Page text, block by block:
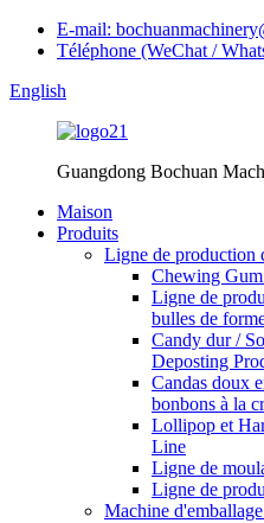
E-mail:
Téléphone (WeChat /
English
Guangdong Bochuan
Maison
Produits
Ligne de production
Chewing
Ligne de
bulles de
Candy dur /
Deposting
Candas doux
bonbons à la
Lollipop et
Line
Ligne de
Ligne de
Machine